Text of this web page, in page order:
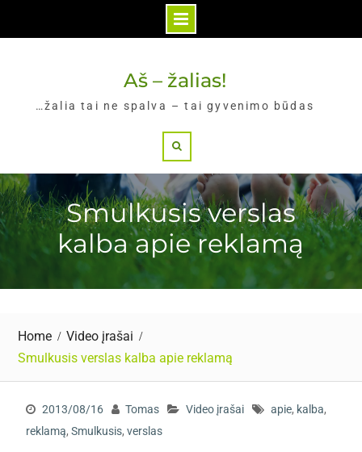
Aš – žalias!
…žalia tai ne spalva – tai gyvenimo būdas
Smulkusis verslas
kalba apie reklamą
Home
Video įrašai
Smulkusis verslas kalba apie reklamą
2013/08/16 Tomas Video įrašai apie, kalba,
reklamą, Smulkusis, verslas